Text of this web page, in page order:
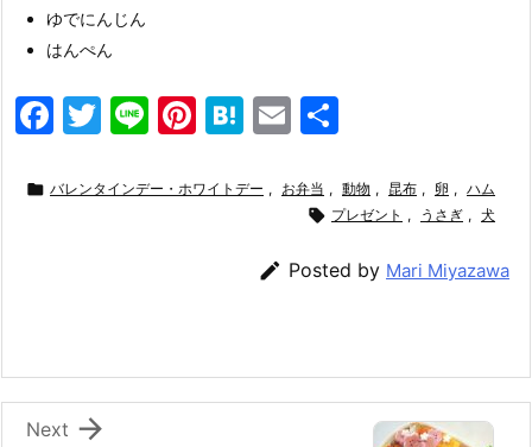
ゆでにんじん
はんぺん
F
c
k
T
itt
Li
e
Pi
er
H
e
a
E
ai
 バレンタインデー・ホワイトデー , お弁当 , 動物 , 昆布 , 卵 , ハム
 プレゼント , うさぎ , 犬
 Posted by Mari Miyazawa

Next